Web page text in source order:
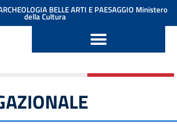
BELLE ARTI E PAESAGGIO Ministero
della Cultura